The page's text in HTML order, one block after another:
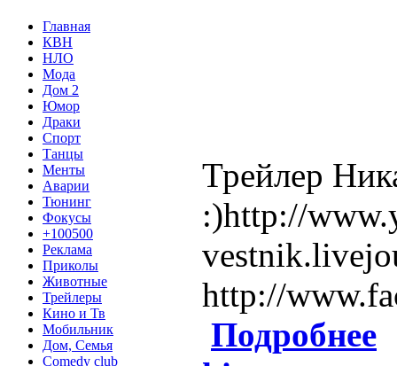
Главная
КВН
НЛО
Мода
Дом 2
Юмор
Драки
Спорт
Танцы
Менты
Аварии
Тюнинг
Фокусы
+100500
Реклама
Приколы
Животные
Трейлеры
Кино и Тв
Мобильник
Дом, Семья
Comedy club
Трейлер
:)http://
http://
Подробнее